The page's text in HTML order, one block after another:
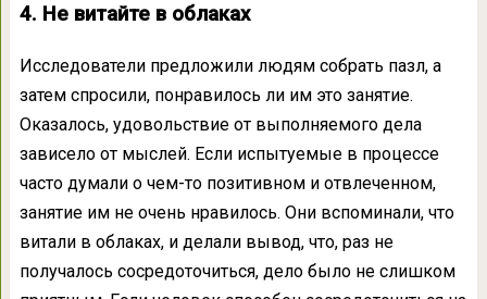
4. Не витайте в облаках
Исследователи предложили людям собрать пазл, а
затем спросили, понравилось ли им это занятие.
Оказалось, удовольствие от выполняемого дела
зависело от мыслей. Если испытуемые в процессе
часто думали о чем-то позитивном и отвлеченном,
занятие им не очень нравилось. Они вспоминали, что
витали в облаках, и делали вывод, что, раз не
получалось сосредоточиться, дело было не слишком